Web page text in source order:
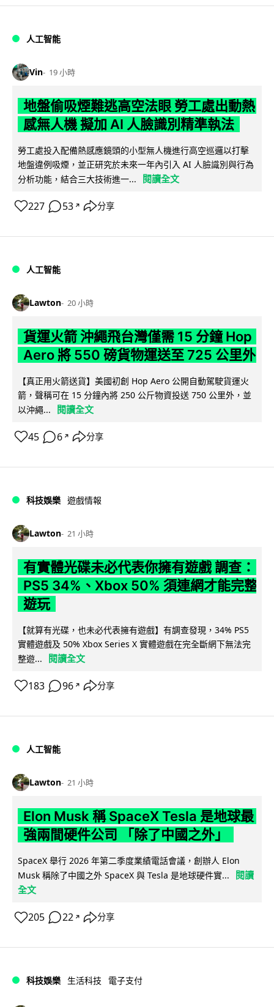
人工智能
Vin 19 小時
地盤偷吸煙難逃高空法眼 勞工處出動熱
感無人機 擬加 AI 人臉識別精準執法
勞工處投入配備熱感應鏡頭的小型無人機進行高空巡邏以打擊
地盤違例吸煙，並正研究於未來一年內引入 AI 人臉識別與行為
分析功能，結合三大技術進一...
閱讀全文
227 53 ↗ 分享
人工智能
Lawton 20 小時
貨運火箭 沖繩飛台灣僅需 15 分鐘 Hop
Aero 將 550 磅貨物運送至 725 公里外
【真正用火箭送貨】美國初創 Hop Aero 公開自動駕駛貨運火
箭，聲稱可在 15 分鐘內將 250 公斤物資投送 750 公里外，並
以沖繩...
閱讀全文
45 6 ↗ 分享
科技娛樂 遊戲情報
Lawton 21 小時
有實體光碟未必代表你擁有遊戲 調查：
PS5 34%、Xbox 50% 須連網才能完整
遊玩
【就算有光碟，也未必代表擁有遊戲】有調查發現，34% PS5
實體遊戲及 50% Xbox Series X 實體遊戲在完全斷網下無法完
整遊...
閱讀全文
183 96 ↗ 分享
人工智能
Lawton 21 小時
Elon Musk 稱 SpaceX Tesla 是地球最
強兩間硬件公司 「除了中國之外」
SpaceX 舉行 2026 年第二季度業績電話會議，創辦人 Elon
Musk 稱除了中國之外 SpaceX 與 Tesla 是地球硬件實...
閱讀
全文
205 22 ↗ 分享
科技娛樂 生活科技 電子支付